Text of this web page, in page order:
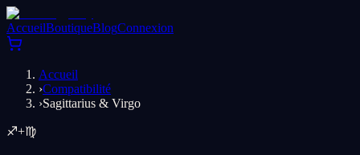
AccueilBoutiqueBlogConnexion
Accueil
›Compatibilité
›Sagittarius & Virgo
♐+♍